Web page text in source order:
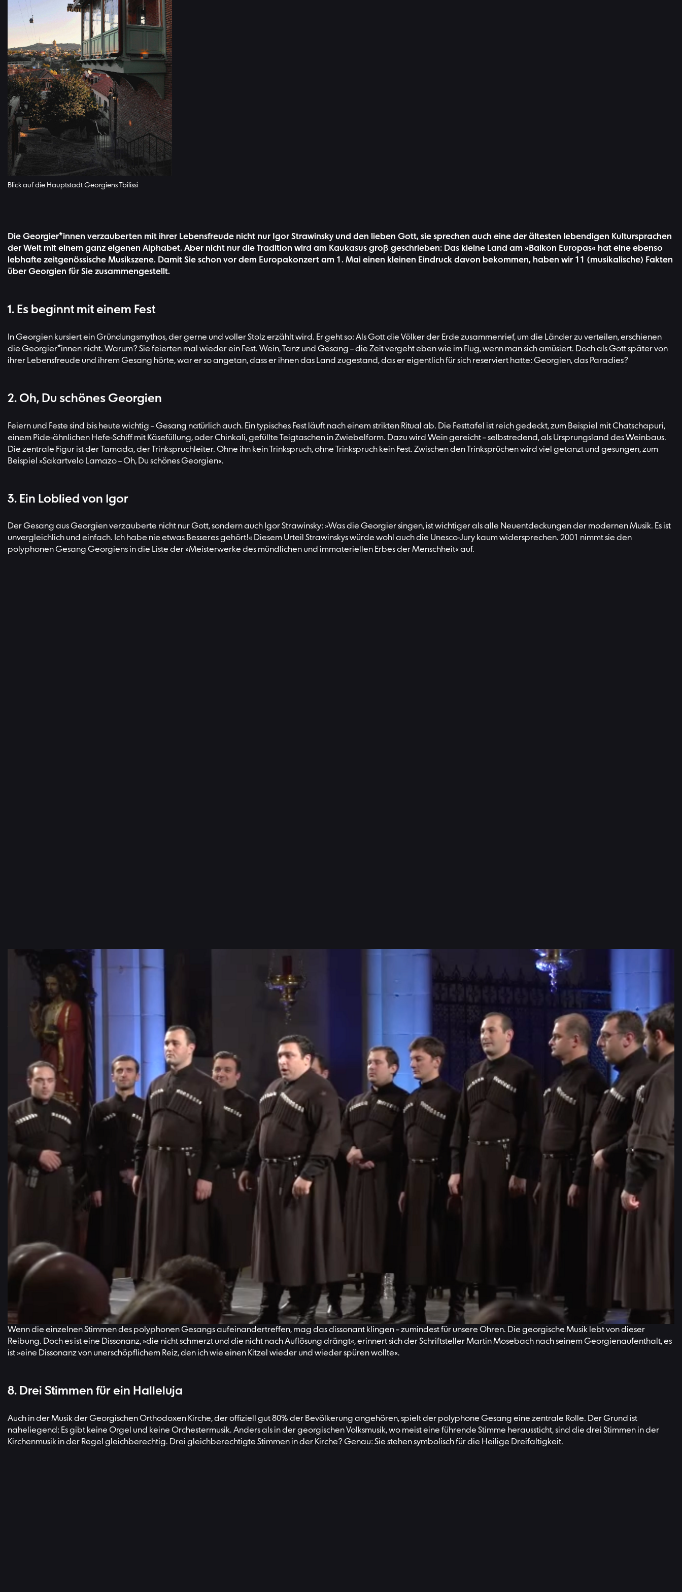
Blick auf die Hauptstadt Georgiens Tbilissi
Die Georgier*innen verzauberten mit ihrer Lebensfreude nicht nur Igor Strawinsky und den lieben Gott, sie sprechen auch eine der ältesten lebendigen Kultursprachen
der Welt mit einem ganz eigenen Alphabet. Aber nicht nur die Tradition wird am Kaukasus groß geschrieben: Das kleine Land am »Balkon Europas« hat eine ebenso
lebhafte zeitgenössische Musikszene. Damit Sie schon vor dem Europakonzert am 1. Mai einen kleinen Eindruck davon bekommen, haben wir 11 (musikalische) Fakten
über Georgien für Sie zusammengestellt.
1. Es beginnt mit einem Fest
In Georgien kursiert ein Gründungsmythos, der gerne und voller Stolz erzählt wird. Er geht so: Als Gott die Völker der Erde zusammenrief, um die Länder zu verteilen, erschienen
die Georgier*innen nicht. Warum? Sie feierten mal wieder ein Fest. Wein, Tanz und Gesang – die Zeit vergeht eben wie im Flug, wenn man sich amüsiert. Doch als Gott später von
ihrer Lebensfreude und ihrem Gesang hörte, war er so angetan, dass er ihnen das Land zugestand, das er eigentlich für sich reserviert hatte: Georgien, das Paradies?
2. Oh, Du schönes Georgien
Feiern und Feste sind bis heute wichtig – Gesang natürlich auch. Ein typisches Fest läuft nach einem strikten Ritual ab. Die Festtafel ist reich gedeckt, zum Beispiel mit Chatschapuri,
einem Pide-ähnlichen Hefe-Schiff mit Käsefüllung, oder Chinkali, gefüllte Teigtaschen in Zwiebelform. Dazu wird Wein gereicht – selbstredend, als Ursprungsland des Weinbaus.
Die zentrale Figur ist der Tamada, der Trinkspruchleiter. Ohne ihn kein Trinkspruch, ohne Trinkspruch kein Fest. Zwischen den Trinksprüchen wird viel getanzt und gesungen, zum
Beispiel »Sakartvelo Lamazo – Oh, Du schönes Georgien«.
3. Ein Loblied von Igor
Der Gesang aus Georgien verzauberte nicht nur Gott, sondern auch Igor Strawinsky: »Was die Georgier singen, ist wichtiger als alle Neuentdeckungen der modernen Musik. Es ist
unvergleichlich und einfach. Ich habe nie etwas Besseres gehört!« Diesem Urteil Strawinskys würde wohl auch die Unesco-Jury kaum widersprechen. 2001 nimmt sie den
polyphonen Gesang Georgiens in die Liste der »Meisterwerke des mündlichen und immateriellen Erbes der Menschheit« auf.
»Chakrulo« ist ein Paradebeispiel für die georgische Vokalpolyphonie.
Das Lied ist eines von 29 Musikstücken, die in den 1970er Jahren mit den
Voyager Golden Records ins All geschickt wurden. | Video: Basiani
4. Der Balkon Europas
Mit Grenzen ist es ja immer so eine Sache: Je nachdem, wo man sie zieht, wird Georgien entweder Europa oder Vorderasien zugerechnet. Passenderweise bezeichnet die
Bevölkerung selbst ihr Land als »Balkon Europas« – noch dran, aber schon draußen. Auf diesem Balkon, nicht größer als Bayern, leben in etwa so viele Menschen wie in Berlin. Und
doch ist er so vielseitig wie ein ganzer Kontinent: 7 Klimazonen von alpin bis tropisch, 19 historische Regionen, bis zu 15 unterschiedliche Musiktraditionen.
5. Brumm-Bass und Hahnenschrei
Was aber hat es nun auf sich mit der georgischen Musiktradition? Bekannt ist das Land vor allem für seinen polyphonen, das heißt mehrstimmigen Gesang. Grundsätzlich werden
drei Ausprägungen unterschieden: In Kachetien und Ostgeorgien singen zwei Stimmen über einem tiefen Brumm-Bass, in den westlichen Regionen improvisieren drei Stimmen
miteinander. Besonders komplex ist die Polyphonie im nördlichen Swanetien. Aus dieser Region stammt das Chakrulo-Lied, das bei Zeremonien und Festen gesungen wird. Hier
wird auch gejodelt, in Georgien Krimantschuli genannt, und ein »Hahnenschrei« von einer besonders hohen männlichen Stimme ausgestoßen.
6. Eins-Sein mit der Welt
Ebenso einzigartig wie der polyphone Gesang sind auch die theoretischen Grundlagen der Musik. Wo wir den Halbton als kleinstes Intervall kennen, aus dem sich das Dur-Moll-
System ableitet, unterscheidet die georgische Musik auch Viertel- und sogar Achteltöne, wodurch sich zusätzliche Ausdrucksmöglichkeiten ergeben. Ein georgisches Lied strebt am
Ende in eine Quinte oder ein Unisono, in dem alle Stimmen den gleichen Ton singen, was »im Zuhörer die Erfahrung absoluten Eins-Seins mit der Welt« erzeugt.
7. Reizvolle Dissonanz
Wenn die einzelnen Stimmen des polyphonen Gesangs aufeinandertreffen, mag das dissonant klingen – zumindest für unsere Ohren. Die georgische Musik lebt von dieser
Reibung. Doch es ist eine Dissonanz, »die nicht schmerzt und die nicht nach Auflösung drängt«, erinnert sich der Schriftsteller Martin Mosebach nach seinem Georgienaufenthalt, es
ist »eine Dissonanz von unerschöpflichem Reiz, den ich wie einen Kitzel wieder und wieder spüren wollte«.
8. Drei Stimmen für ein Halleluja
Auch in der Musik der Georgischen Orthodoxen Kirche, der offiziell gut 80% der Bevölkerung angehören, spielt der polyphone Gesang eine zentrale Rolle. Der Grund ist
naheliegend: Es gibt keine Orgel und keine Orchestermusik. Anders als in der georgischen Volksmusik, wo meist eine führende Stimme heraussticht, sind die drei Stimmen in der
Kirchenmusik in der Regel gleichberechtig. Drei gleichberechtigte Stimmen in der Kirche? Genau: Sie stehen symbolisch für die Heilige Dreifaltigkeit.